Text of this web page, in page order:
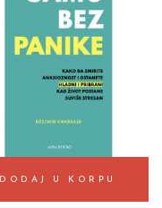
DODAJ U KORPU